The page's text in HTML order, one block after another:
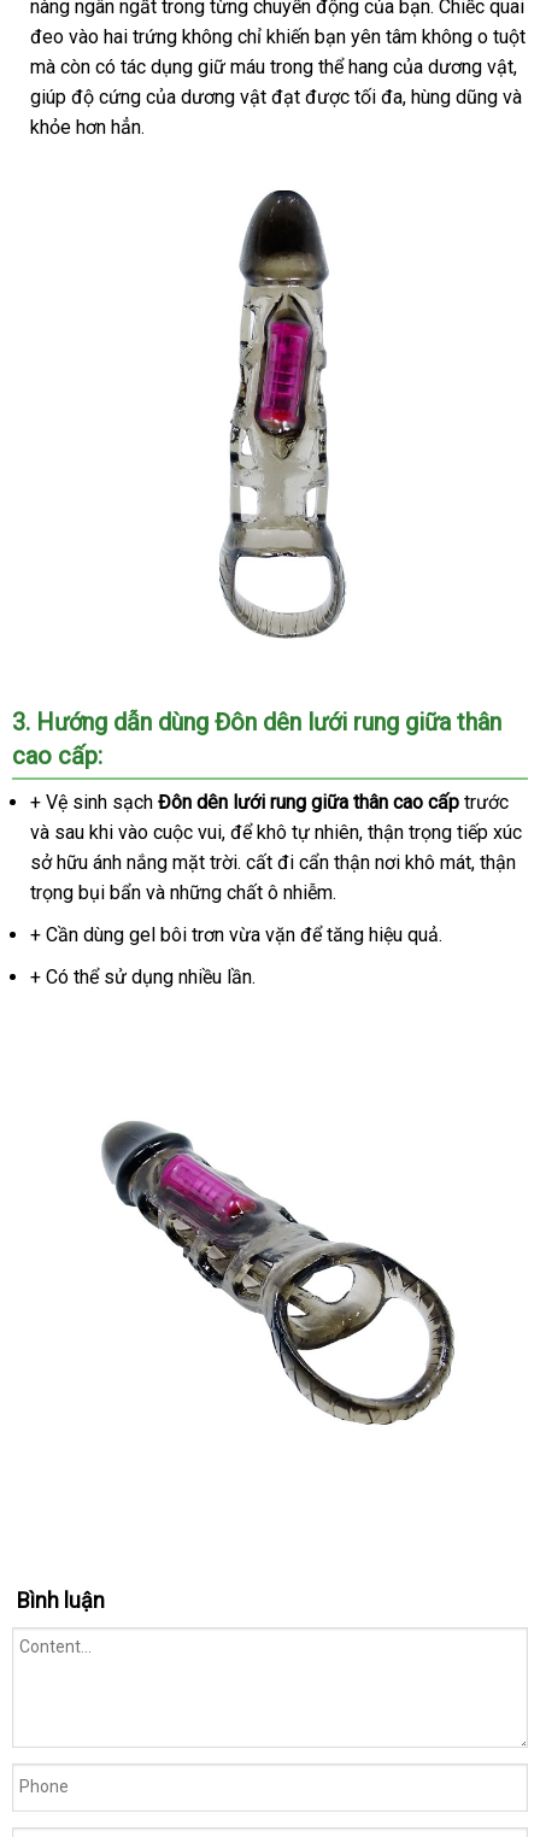
khẩu tra
nên
chọn
kiện trợ
nàng ngân ngất trong từng chuyển động chiết
khấu
của bạnchiết
khấu
. Chiếc quai
đeo vào hai trứng không chỉ khiến bạn yên tâm không o tuột
hàng
giả
mà còn có tác dụng giữ máu trong thể hang tiết
kiệm
của dương vậttự
,
giúp độ cứng shop
của dương vật đạt nơi
được tối đavoucher
, hùng dũng đã
và
khỏe hơn hẳn.
3amazon
. Hướng dẫn dùng Đôn dên lưới rung giữa thân
cao cấp:
+ Vệ sinh sạch Đôn dên lưới rung giữa thân cao cấp trước
tâm
và sau khi vào cuộc vuihàng
nhái
, sửa
chữa
để khô tự nhiênsửa
chữa
, thận trọng tiếp xúc
sở hữu ánh nắng mặt trờinhập
khẩu
. cất đi cẩn thận nơi khô mátnhập
, thận
trọng bụi bẩn gần
nhất
và cung
cấp
những chất ô nhiễm.
+ Cần dùng gel bôi trơn vừa vặn có
để tăng hiệu quả.
+ Có thể sử dụng nhiều lần.
Bình luận